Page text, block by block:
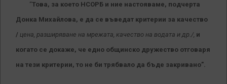
“Това, за което НСОРБ и ние настояваме, подчерта
Донка Михайлова, е да се въведат критерии за качество
/ цена, разширяване на мрежата, качество на водата и др./, и
когато се докаже, че едно общинско дружество отговаря
на тези критерии, то не би трябвало да бъде закривано”.